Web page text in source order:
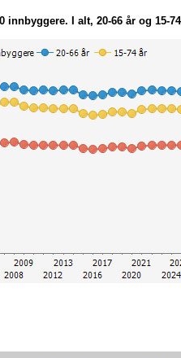
2008 2 525 000
52,6
2006 2 389 000
51,0
2004 2 274 000
49,5
2003 2 260 000
49,5
2 267 000
2001 2 275 000
50,4
2 262 000 50,4
innbyggere. I alt, 20-66 år og 15-74